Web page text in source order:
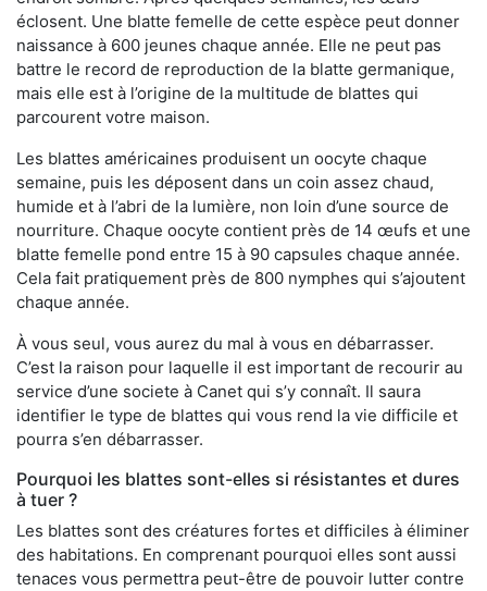
éclosent. Une blatte femelle de cette espèce peut donner
naissance à 600 jeunes chaque année. Elle ne peut pas
battre le record de reproduction de la blatte germanique,
mais elle est à l’origine de la multitude de blattes qui
parcourent votre maison.
Les blattes américaines produisent un oocyte chaque
semaine, puis les déposent dans un coin assez chaud,
humide et à l’abri de la lumière, non loin d’une source de
nourriture. Chaque oocyte contient près de 14 œufs et une
blatte femelle pond entre 15 à 90 capsules chaque année.
Cela fait pratiquement près de 800 nymphes qui s’ajoutent
chaque année.
À vous seul, vous aurez du mal à vous en débarrasser.
C’est la raison pour laquelle il est important de recourir au
service d’une societe à Canet qui s’y connaît. Il saura
identifier le type de blattes qui vous rend la vie difficile et
pourra s’en débarrasser.
Pourquoi les blattes sont-elles si résistantes et dures
à tuer ?
Les blattes sont des créatures fortes et difficiles à éliminer
des habitations. En comprenant pourquoi elles sont aussi
tenaces vous permettra peut-être de pouvoir lutter contre